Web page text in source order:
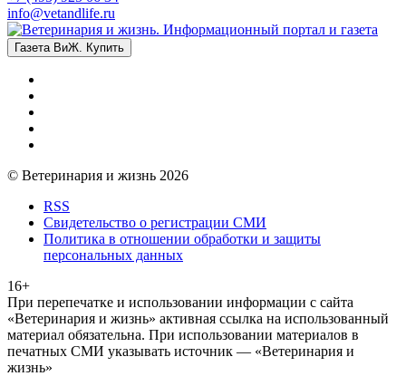
info@vetandlife.ru
Газета ВиЖ. Купить
© Ветеринария и жизнь 2026
RSS
Свидетельство о регистрации СМИ
Политика в отношении обработки и защиты
персональных данных
16+
При перепечатке и использовании информации с сайта
«Ветеринария и жизнь» активная ссылка на использованный
материал обязательна. При использовании материалов в
печатных СМИ указывать источник — «Ветеринария и
жизнь»